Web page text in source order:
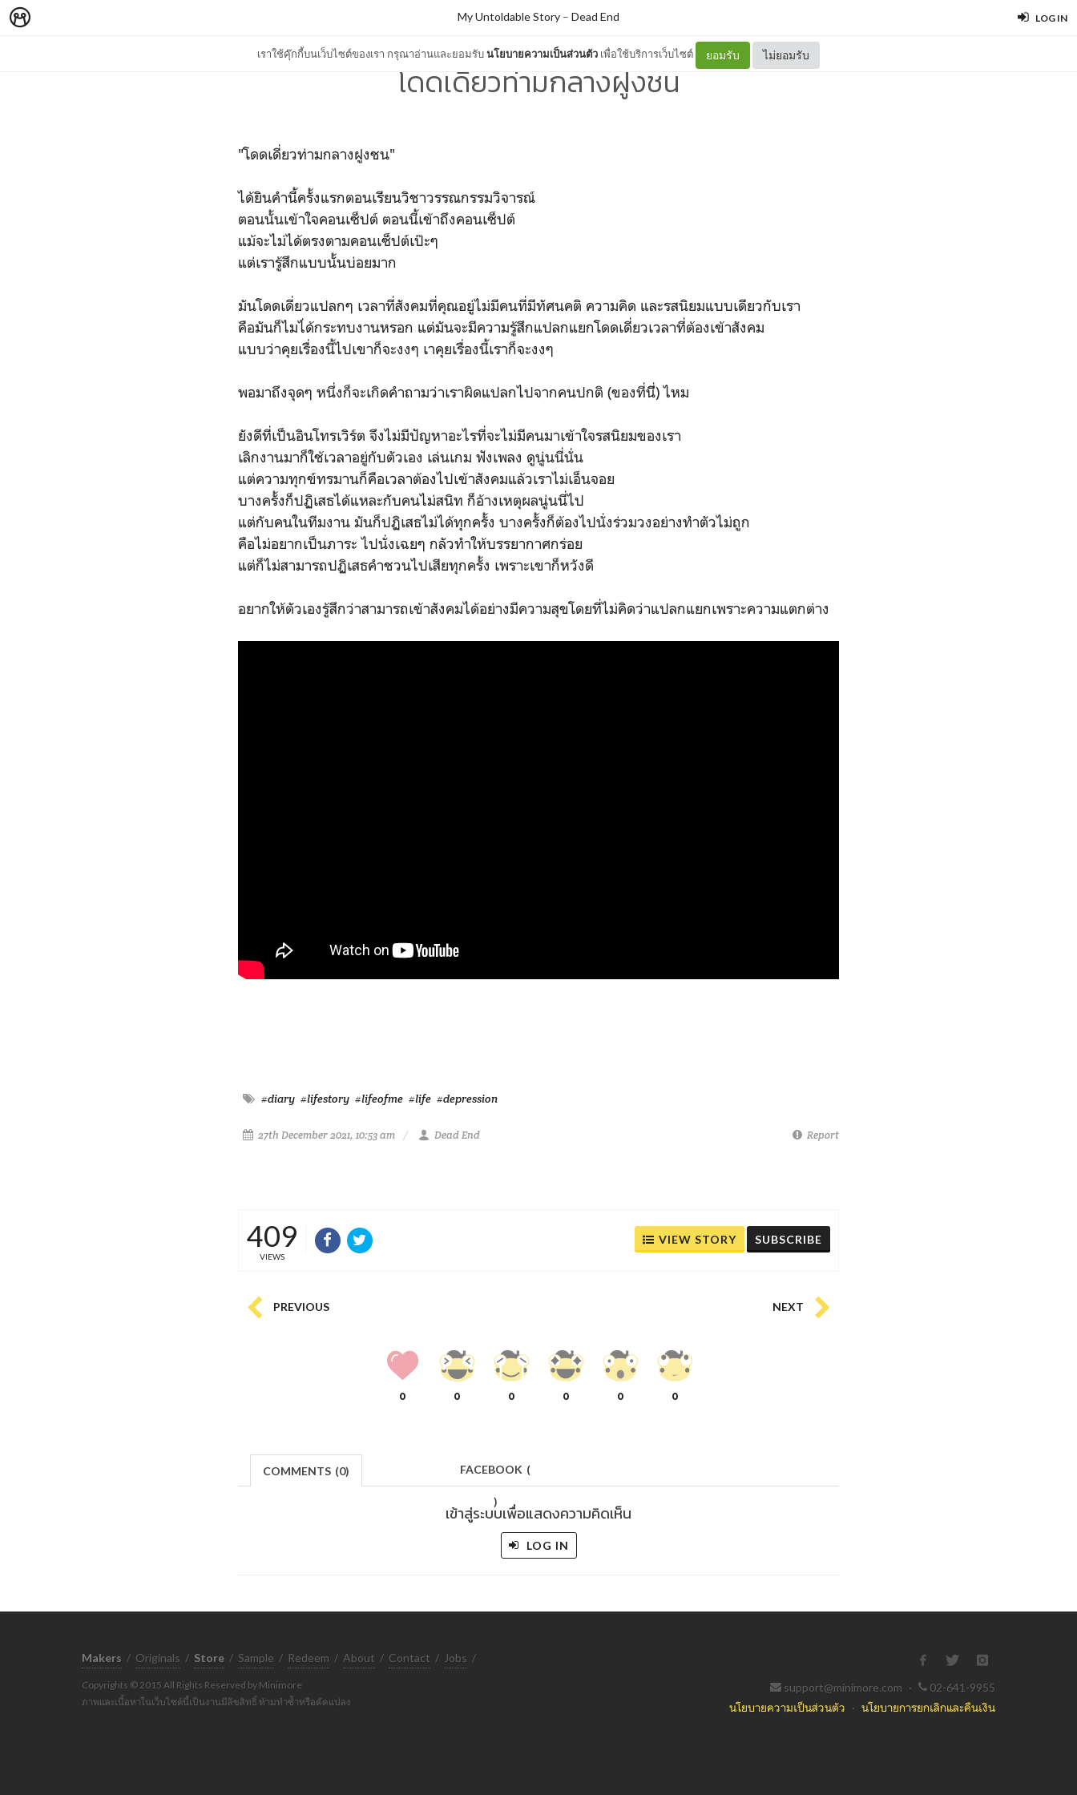
LOG IN
เราใช้คุ๊กกี้บนเว็บไซต์ของเรา กรุณาอ่านและยอมรับนโยบายความเป็นส่วนตัว เพื่อใช้บริการเว็บไซต์ ยอมรับ ไม่ยอมรับ
My Untoldable Story – Dead End
โดดเดี่ยวท่ามกลางฝูงชน
"โดดเดี่ยวท่ามกลางฝูงชน"
ได้ยินคำนี้ครั้งแรกตอนเรียนวิชาวรรณกรรมวิจารณ์
ตอนนั้นเข้าใจคอนเซ็ปต์ ตอนนี้เข้าถึงคอนเซ็ปต์
แม้จะไม่ได้ตรงตามคอนเซ็ปต์เป๊ะๆ
แต่เรารู้สึกแบบนั้นบ่อยมาก
มันโดดเดี่ยวแปลกๆ เวลาที่สังคมที่คุณอยู่ไม่มีคนที่มีทัศนคติ ความคิด และรสนิยมแบบเดียวกับเรา
คือมันก็ไมไ่ด้กระทบงานหรอก แต่มันจะมีความรู้สึกแปลกแยกโดดเดี่ยวเวลาที่ต้องเข้าสังคม
แบบว่าคุยเรื่องนี้ไปเขาก็จะงงๆ เาคุยเรื่องนี้เราก็จะงงๆ
พอมาถึงจุดๆ หนึ่งก็จะเกิดคำถามว่าเราผิดแปลกไปจากคนปกติ (ของที่นึี่) ไหม
ยังดีที่เป็นอินโทรเวิร์ต จึงไม่มีปัญหาอะไรที่จะไม่มีคนมาเข้าใจรสนิยมของเรา
เลิกงานมาก็ใช้เวลาอยู่กับตัวเอง เล่นเกม ฟังเพลง ดูนู่นนี่นั่น
แต่ความทุกข์ทรมานก็คือเวลาต้องไปเข้าสังคมแล้วเราไม่เอ็นจอย
บางครั้งก็ปฏิเสธได้แหละกับคนไม่สนิท ก็อ้างเหตุผลนู่นนี่ไป
แต่กับคนในทีมงาน มันก็ปฏิเสธไม่ได้ทุกครั้ง บางครั้งก็ต้องไปนั่งร่วมวงอย่างทำตัวไม่ถูก
คือไม่อยากเป็นภาระ ไปนั่งเฉยๆ กลัวทำให้บรรยากาศกร่อย
แต่ก็ไม่สามารถปฏิเสธคำชวนไปเสียทุกครั้ง เพราะเขาก็หวังดี
อยากให้ตัวเองรู้สึกว่าสามารถเข้าสังคมได้อย่างมีความสุขโดยที่ไม่คิดว่าแปลกแยกเพราะความแตกต่าง
#diary #lifestory #lifeofme #life #depression
27th December 2021, 10:53 am Dead End Report
409
VIEWS
VIEW STORY SUBSCRIBE
PREVIOUS NEXT
0 0 0 0 0 0
COMMENTS (0) FACEBOOK (
)
เข้าสู่ระบบเพื่อแสดงความคิดเห็น
LOG IN
Makers / Originals / Store / Sample / Redeem / About / Contact / Jobs /
Copyrights © 2015 All Rights Reserved by Minimore
ภาพและเนื้อหาในเว็บไซต์นี้เป็นงานมีลิขสิทธิ์ ห้ามทำซ้ำหรือดัดแปลง
support@minimore.com ·
02-641-9955
นโยบายความเป็นส่วนตัว · นโยบายการยกเลิกและคืนเงิน